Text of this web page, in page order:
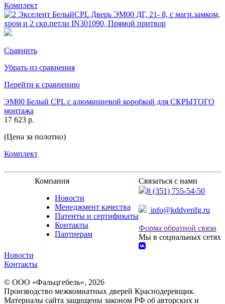
Комплект
Сравнить
Убрать из сравнения
Перейти к сравнению
ЭМ00 Белый CPL с алюминиевой коробкой для СКРЫТОГО
монтажа
17 623 р.
(Цена за полотно)
Комплект
Компания
Новости
Менеджмент качества
Патенты и сертификаты
Контакты
Партнерам
Связаться с нами
8 (351) 755-54-50
info@kddverifg.ru
Форма обратной связи
Мы в социальных сетях
Новости
Контакты
© ООО «Фальцгебель», 2026
Производство межкомнатных дверей Краснодеревщик.
Материалы сайта защищены законом РФ об авторских и